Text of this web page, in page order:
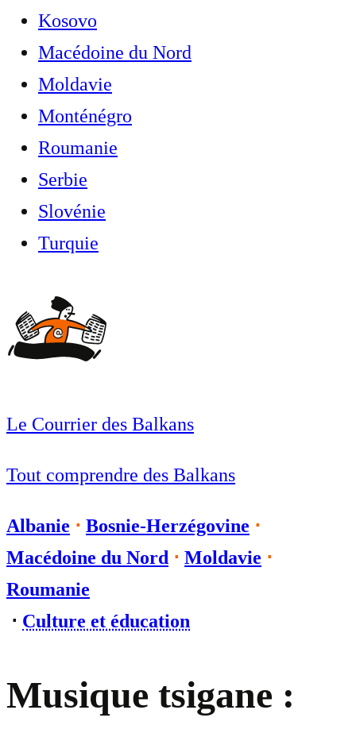
Kosovo
Macédoine du Nord
Moldavie
Monténégro
Roumanie
Serbie
Slovénie
Turquie
Le Courrier des Balkans
Tout comprendre des Balkans
Albanie ⋅ Bosnie-Herzégovine ⋅
Macédoine du Nord ⋅ Moldavie ⋅
Roumanie
⋅ Culture et éducation
Musique tsigane :